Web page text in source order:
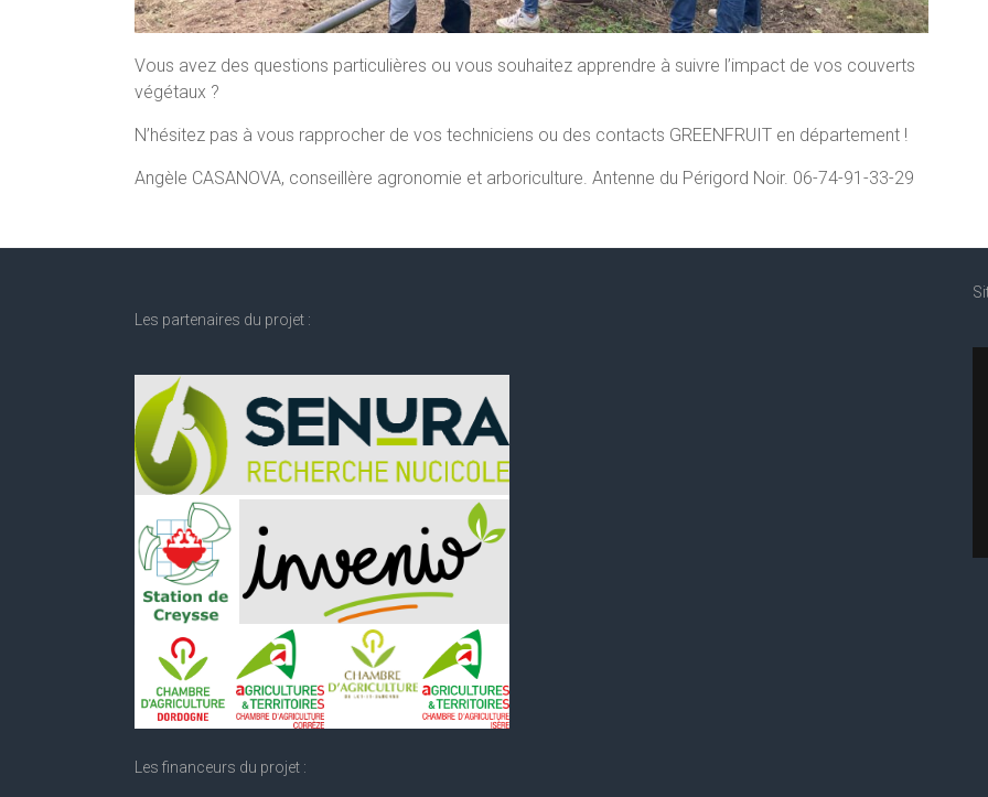
Vous avez des questions particulières ou vous souhaitez apprendre à suivre l’impact de vos couverts
végétaux ?
N’hésitez pas à vous rapprocher de vos techniciens ou des contacts GREENFRUIT en département !
Angèle CASANOVA, conseillère agronomie et arboriculture. Antenne du Périgord Noir. 06-74-91-33-29
Les partenaires du projet :
Les financeurs du projet :